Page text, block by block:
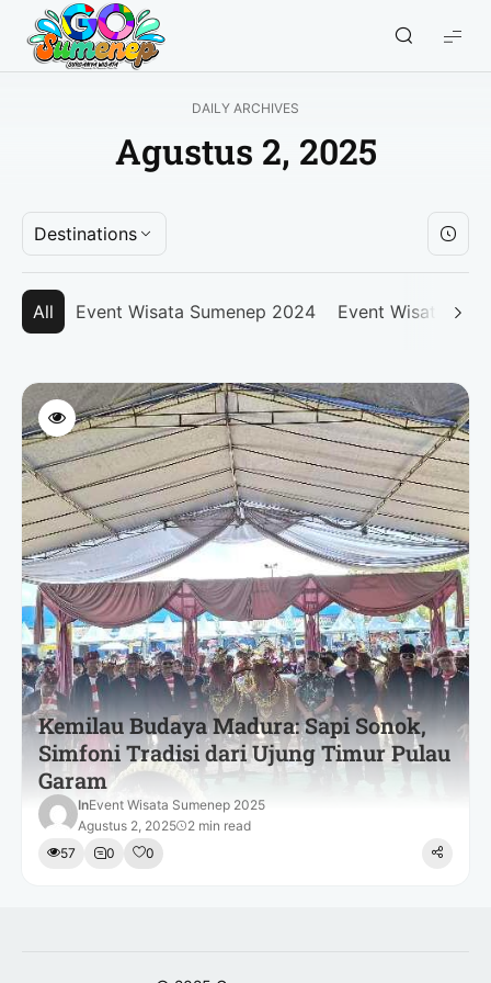
GO
Sumenep
DAILY ARCHIVES
Agustus 2, 2025
Destinations
All Event Wisata Sumenep 2024 Event Wisata
Kemilau Budaya Madura: Sapi Sonok,
Simfoni Tradisi dari Ujung Timur Pulau
Garam
InEvent Wisata Sumenep 2025
Agustus 2, 2025
2 min read
57
0 0